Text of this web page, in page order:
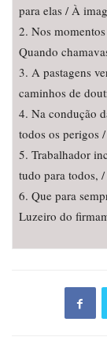
para elas / À
2. Nos
Quando
3. A pastagens
caminhos de
4. Na condução
todos os perigos
5. Trabalhador
tudo para todos,
6. Que para
Luzeiro do